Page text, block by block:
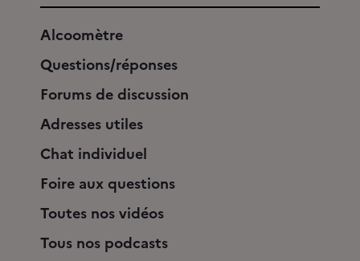
Alcoomètre
Questions/réponses
Forums de discussion
Adresses utiles
Chat individuel
Foire aux questions
Toutes nos vidéos
Tous nos podcasts